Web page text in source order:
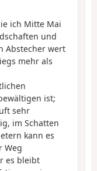
ich Mitte Mai
und
Abstecher wert
mehr als
ist;
sehr
im Schatten
kann es
Weg
es bleibt